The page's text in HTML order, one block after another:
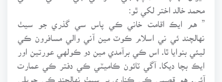
محمد خالد اختر لکي ٿو:
” هم ايڪ اقامت خاني ڪي پاس سي گذري جو سيٺ
نهالچند ئي ني اسلام ڪوٽ مين آني والي مسافرون ڪي
ليئي بنوايا ٿا. اس ڪي برآمدي مين دو ڪولهي عورتين اور
ايڪ بچا ديکا. آگي ٽائون ڪاميٽي ڪي دفتر ڪي عمارت
آئي. هم قصبي ڪي ڪناري پر سيٺ نهالچند ڪي حويلي